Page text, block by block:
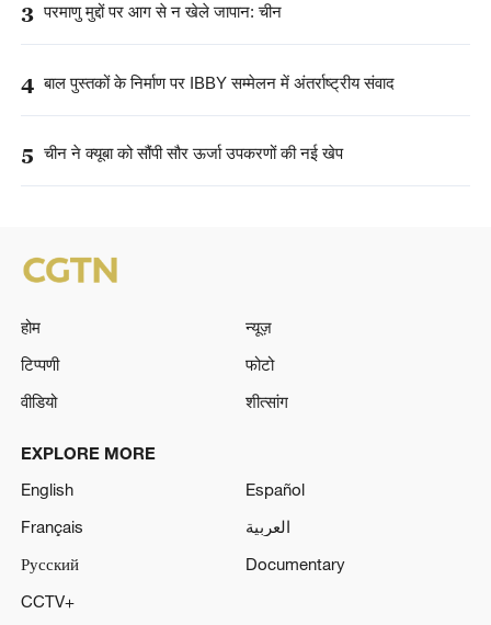
3 परमाणु मुद्दों पर आग से न खेले जापान: चीन
4 बाल पुस्तकों के निर्माण पर IBBY सम्मेलन में अंतर्राष्ट्रीय संवाद
5 चीन ने क्यूबा को सौंपी सौर ऊर्जा उपकरणों की नई खेप
होम
न्यूज़
टिप्पणी
फोटो
वीडियो
शीत्सांग
EXPLORE MORE
English
Español
Français
العربية
Русский
Documentary
CCTV+